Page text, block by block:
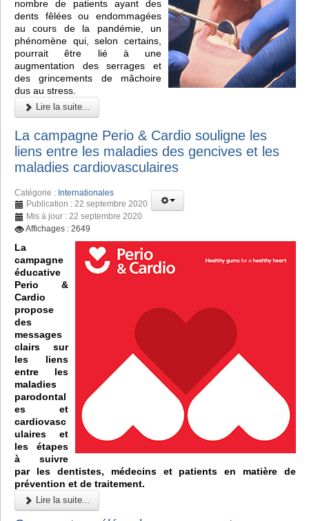
nombre de patients ayant des
dents fêlées ou endommagées
au cours de la pandémie, un
phénomène qui, selon certains,
pourrait être lié à une
augmentation des serrages et
des grincements de mâchoire
dus au stress.
Lire la suite...
La campagne Perio & Cardio souligne les
liens entre les maladies des gencives et les
maladies cardiovasculaires
Catégorie : Internationales
Publication : 22 septembre 2020
Mis à jour : 22 septembre 2020
Affichages : 2649
La
campagne
éducative
Perio &
Cardio
propose
des
messages
clairs sur
les liens
entre les
maladies
parodontal
es et
cardiovasc
ulaires et
les étapes
à suivre
par les dentistes, médecins et patients en matière de
prévention et de traitement.
Lire la suite...